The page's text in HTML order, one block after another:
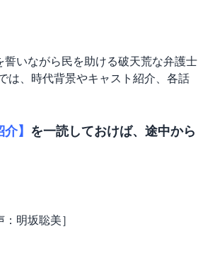
いながら民を助ける破天荒な弁護士
は、時代背景やキャスト紹介、各話
】 を一読しておけば、途中から
明坂聡美］